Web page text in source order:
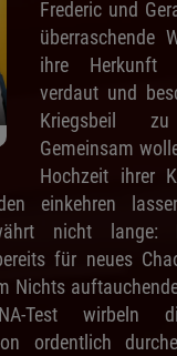
Frederic und
überraschende
ihre Herkunft
verdaut und
Kriegsbeil zu
Gemeinsam
Hochzeit ihrer
einkehren
nicht lange:
für neues
Nichts
Test wirbeln
ordentlich